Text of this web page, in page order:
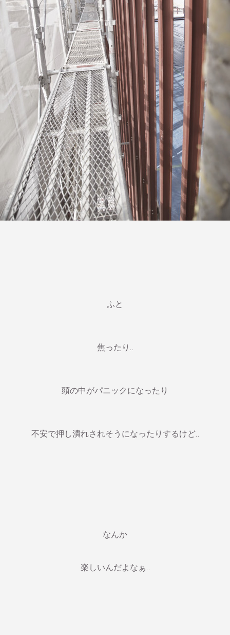
ふと
焦ったり‥
頭の中がパニックになったり
不安で押し潰れされそうになったりするけど‥
なんか
楽しいんだよなぁ‥